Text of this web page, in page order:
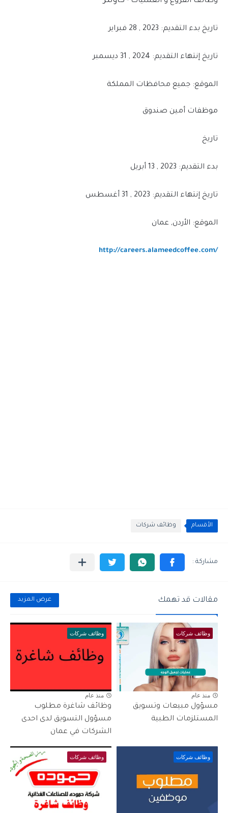
تاريخ بدء التقديم: 2023 , 28 فبراير
تاريخ إنتهاء التقديم: 2024 , 31 ديسمبر
الموقع: جميع محافظات المملكة
موظفات أمين صندوق
تاريخ
بدء التقديم: 2023 , 13 أبريل
تاريخ إنتهاء التقديم: 2023 , 31 أغسطس
الموقع: الأردن, عمان
http://careers.alameedcoffee.com/
الأقسام وظائف شركات
مقالات قد تهمك عرض المزيد
وظائف شركات
منذ عام
مسؤول مبيعات وتسويق
المستلزمات الطبية
وظائف شركات
منذ عام
وظائف شاغرة مطلوب
مسؤول التسويق لدى احدى
الشركات في عمان
وظائف شركات وظائف شركات